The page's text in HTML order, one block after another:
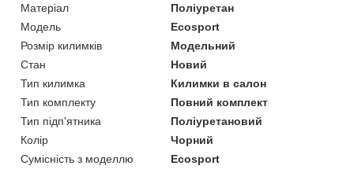
Матеріал
Поліуретан
Модель
Ecosport
Розмір килимків
Модельний
Стан
Новий
Тип килимка
Килимки в салон
Тип комплекту
Повний комплект
Тип підп'ятника
Поліуретановий
Колір
Чорний
Сумісність з моделлю
Ecosport